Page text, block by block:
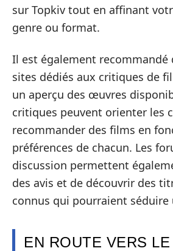
sur Topkiv tout en affinant
genre ou format.
Il est également recommandé
sites dédiés aux critiques de
un aperçu des œuvres
critiques peuvent orienter les
recommander des films en
préférences de chacun. Les
discussion permettent
des avis et de découvrir des
connus qui pourraient
EN ROUTE VERS